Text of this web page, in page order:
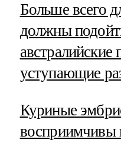
Больше всего
должны
уступающие
Куриные